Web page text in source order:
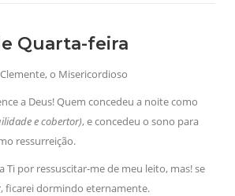
Quarta-feira
o Misericordioso
a Deus! Quem concedeu a noite como
e cobertor), e concedeu o sono para
ressurreição.
Ti por ressuscitar-me de meu leito, mas! se
ficarei dormindo eternamente.